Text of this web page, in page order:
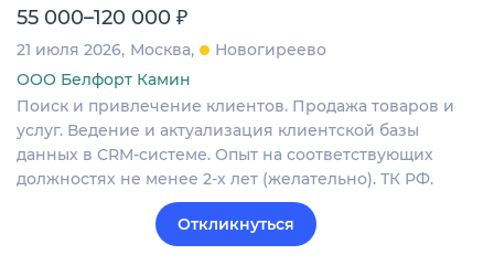
55 000–120 000 ₽
21 июля 2026 Москва
Новогиреево
ООО Белфорт Камин
Поиск и привлечение клиентов. Продажа товаров и
услуг. Ведение и актуализация клиентской базы
данных в CRM‐системе. Опыт на соответствующих
должностях не менее 2-х лет (желательно). ТК РФ.
Откликнуться